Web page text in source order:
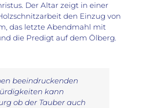
. Der Altar zeigt in einer
den Einzug von
das letzte Abendmahl mit
die Predigt auf dem Ölberg.
beeindruckenden
kann
ob der Tauber auch